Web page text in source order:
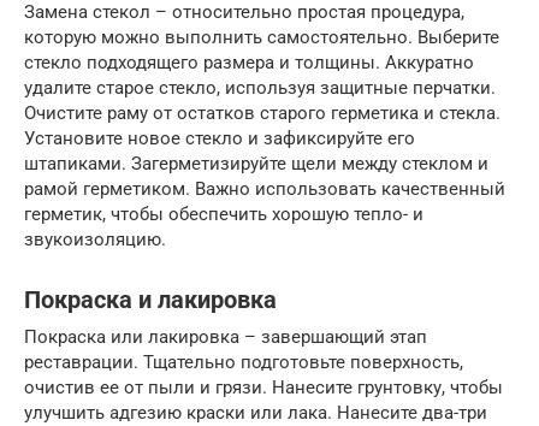
Замена стекол – относительно простая процедура,
которую можно выполнить самостоятельно. Выберите
стекло подходящего размера и толщины. Аккуратно
удалите старое стекло, используя защитные перчатки.
Очистите раму от остатков старого герметика и стекла.
Установите новое стекло и зафиксируйте его
штапиками. Загерметизируйте щели между стеклом и
рамой герметиком. Важно использовать качественный
герметик, чтобы обеспечить хорошую тепло- и
звукоизоляцию.
Покраска и лакировка
Покраска или лакировка – завершающий этап
реставрации. Тщательно подготовьте поверхность,
очистив ее от пыли и грязи. Нанесите грунтовку, чтобы
улучшить адгезию краски или лака. Нанесите два-три